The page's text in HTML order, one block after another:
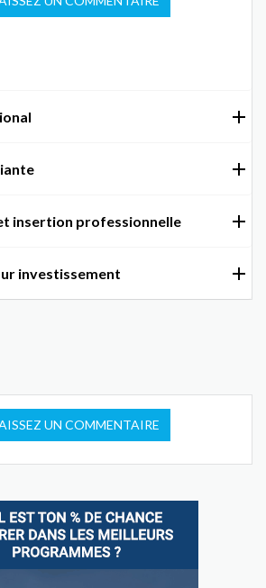
insertion professionnelle
investissement
UN COMMENTAIRE